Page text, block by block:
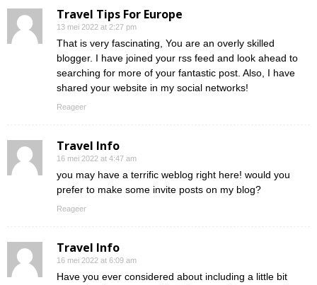
Travel Tips For Europe
13 mei 2022 at 2:27 pm
That is very fascinating, You are an overly skilled
blogger. I have joined your rss feed and look ahead to
searching for more of your fantastic post. Also, I have
shared your website in my social networks!
Reageer
Travel Info
16 mei 2022 at 4:47 am
you may have a terrific weblog right here! would you
prefer to make some invite posts on my blog?
Reageer
Travel Info
16 mei 2022 at 6:09 am
Have you ever considered about including a little bit